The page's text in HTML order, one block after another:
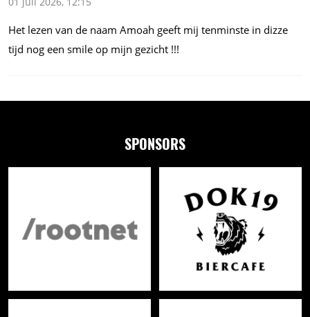
Het lezen van de naam Amoah geeft mij tenminste in dizze
tijd nog een smile op mijn gezicht !!!
SPONSORS